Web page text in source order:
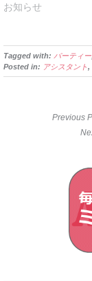
お知らせ
Tagged with: パーティー
Posted in: アシスタント,
Previous